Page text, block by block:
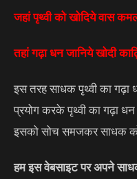
जहां पृथ्वी को खोदिये वास
तहां गढ़ा धन जानिये खोदी
इस तरह साधक पृथ्वी का गढ़ा
प्रयोग करके पृथ्वी का गढ़ा
इसको सोच समजकर साधक
हम इस वेबसाइट पर अपने